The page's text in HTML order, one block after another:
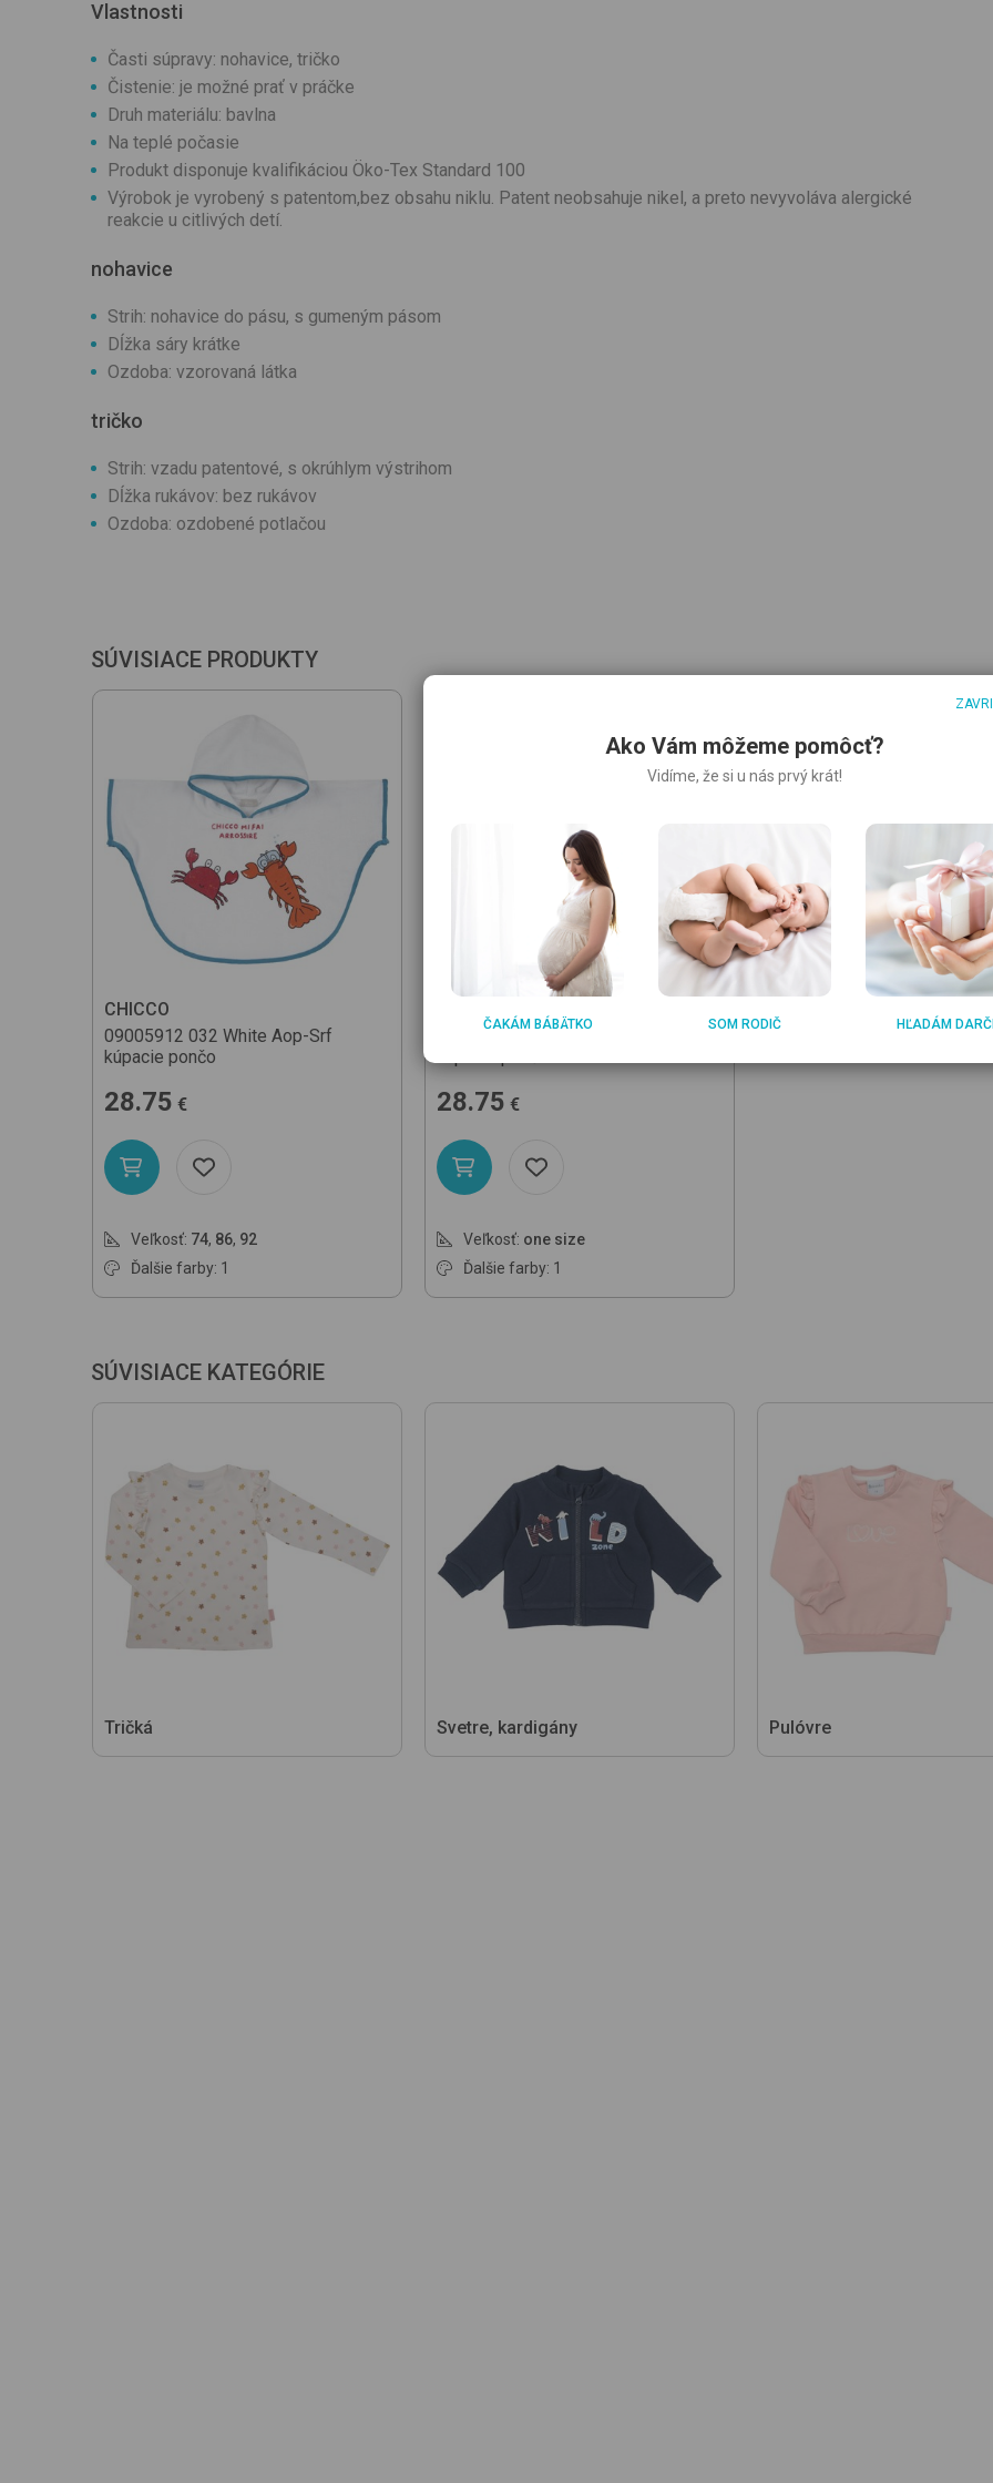
Vlastnosti
Časti súpravy: nohavice, tričko
Čistenie: je možné prať v práčke
Druh materiálu: bavlna
Na teplé počasie
Produkt disponuje kvalifikáciou Öko-Tex Standard 100
Výrobok je vyrobený s patentom,bez obsahu niklu. Patent neobsahuje nikel, a preto nevyvoláva alergické
reakcie u citlivých detí.
nohavice
Strih: nohavice do pásu, s gumeným pásom
Dĺžka sáry krátke
Ozdoba: vzorovaná látka
tričko
Strih: vzadu patentové, s okrúhlym výstrihom
Dĺžka rukávov: bez rukávov
Ozdoba: ozdobené potlačou
SÚVISIACE PRODUKTY
CHICCO
09005912 032 White Aop-Srf
kúpacie pončo
28.75 €
Veľkosť: 74, 86, 92
Ďalšie farby: 1
09005913 032 White Aop-Srf
28.75 €
Veľkosť: one size
Ďalšie farby: 1
SÚVISIACE KATEGÓRIE
Tričká Svetre, kardigány Pulóvre
Ako Vám môžeme pomôcť?
Vidíme, že si u nás prvý krát!
ČAKÁM BÁBÄTKO SOM RODIČ HĽADÁM